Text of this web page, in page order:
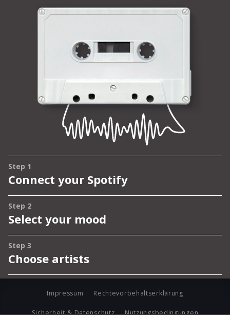
Impressum Rechtevorbehaltserklärung
Sicherheit & Datenschutz Nutzungsbedingungen